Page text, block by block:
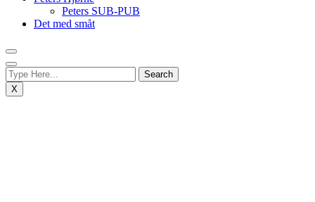
Peters SUB-PUB
Det med småt
X